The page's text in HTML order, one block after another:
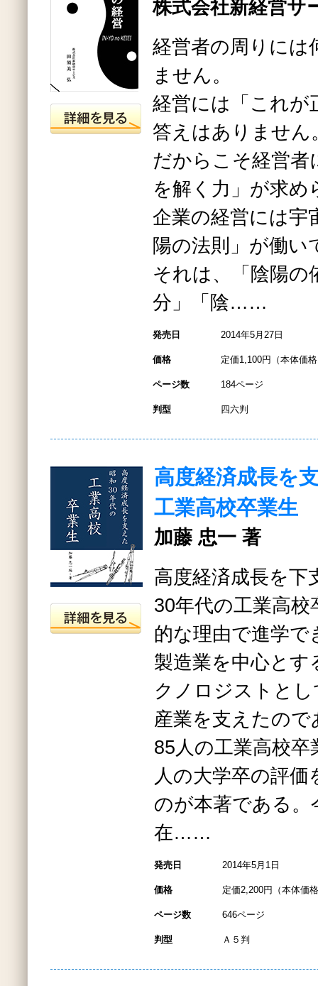
株式会社新経営サ
経営者の周りには
ません。
経営には「これが
答えはありません
だからこそ経営者
を解く力」が求め
企業の経営には宇
陽の法則」が働い
それは、「陰陽の
分」「陰……
発売日 2014年5月27日
価格 定価1,100円（本体価
ページ数 184ページ
判型 四六判
高度経済成長を
工業高校卒業生
加藤 忠一 著
高度経済成長を下
30年代の工業高
的な理由で進学
製造業を中心とす
クノロジストと
産業を支えたの
85人の工業高校
人の大学卒の評
のが本著である。
在……
発売日 2014年5月1日
価格 定価2,200円（本体価
ページ数 646ページ
判型 Ａ５判